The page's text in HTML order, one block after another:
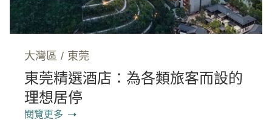
大灣區 / 東莞
東莞精選酒店：為各類旅客而設的
理想居停
閱覽更多